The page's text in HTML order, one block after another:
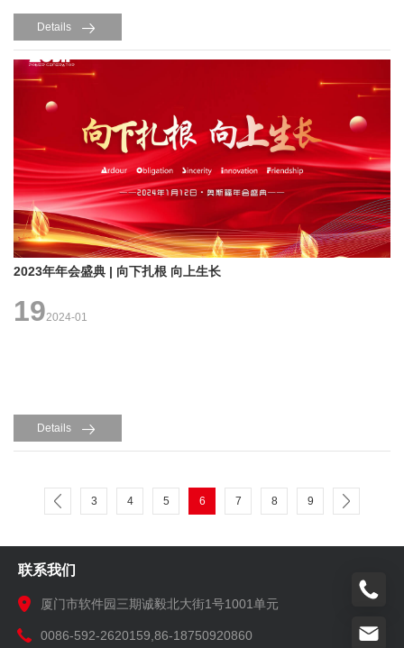
Details
2023年年会盛典 | 向下扎根 向上生长
192024-01
Details
3 4 5 6 7 8 9
联系我们
厦门市软件园三期诚毅北大街1号1001单元
0086-592-2620159,86-18750920860